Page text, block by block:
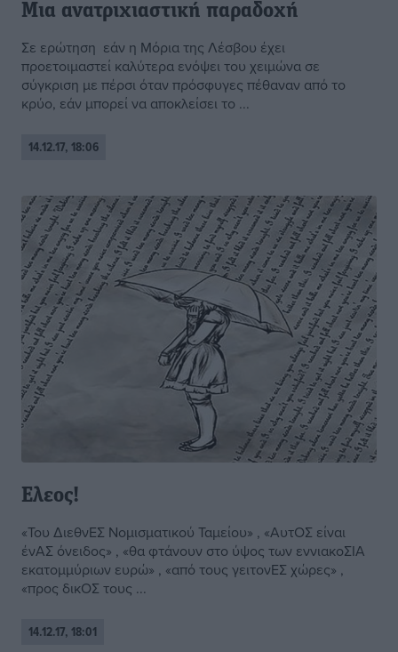
Μια ανατριχιαστική παραδοχή
Σε ερώτηση εάν η Μόρια της Λέσβου έχει
προετοιμαστεί καλύτερα ενόψει του χειμώνα σε
σύγκριση με πέρσι όταν πρόσφυγες πέθαναν από το
κρύο, εάν μπορεί να αποκλείσει το ...
14.12.17, 18:06
Ελεος!
«Του ΔιεθνΕΣ Νομισματικού Ταμείου» , «ΑυτΟΣ είναι
ένΑΣ όνειδος» , «θα φτάνουν στο ύψος των εννιακοΣΙΑ
εκατομμύριων ευρώ» , «από τους γειτονΕΣ χώρες» ,
«προς δικΟΣ τους ...
14.12.17, 18:01